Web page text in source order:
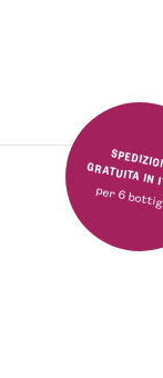
SPEDIZIONE
per 6